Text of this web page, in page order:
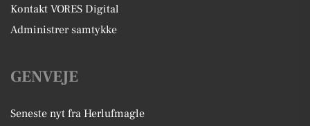
Kontakt VORES Digital
Administrer samtykke
GENVEJE
Seneste nyt fra Herlufmagle